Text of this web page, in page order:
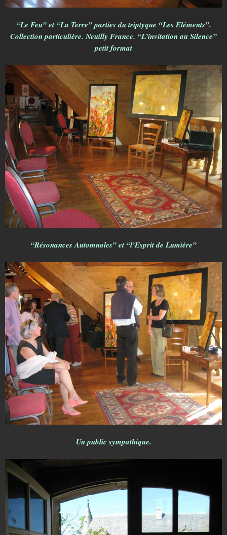
“Le Feu” et “La Terre” parties du triptyque “Les Eléments”.
Collection particulière. Neuilly France. “L’invitation au Silence”
petit format
“Résonances Automnales” et “l’Esprit de Lumière”
Un public sympathique.